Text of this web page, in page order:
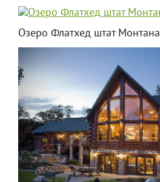
Озеро Флатхед штат Монтана